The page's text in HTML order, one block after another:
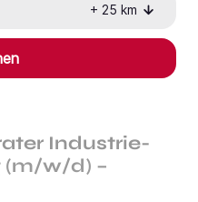
+ 25 km
Industrie-
(m/w/d) –